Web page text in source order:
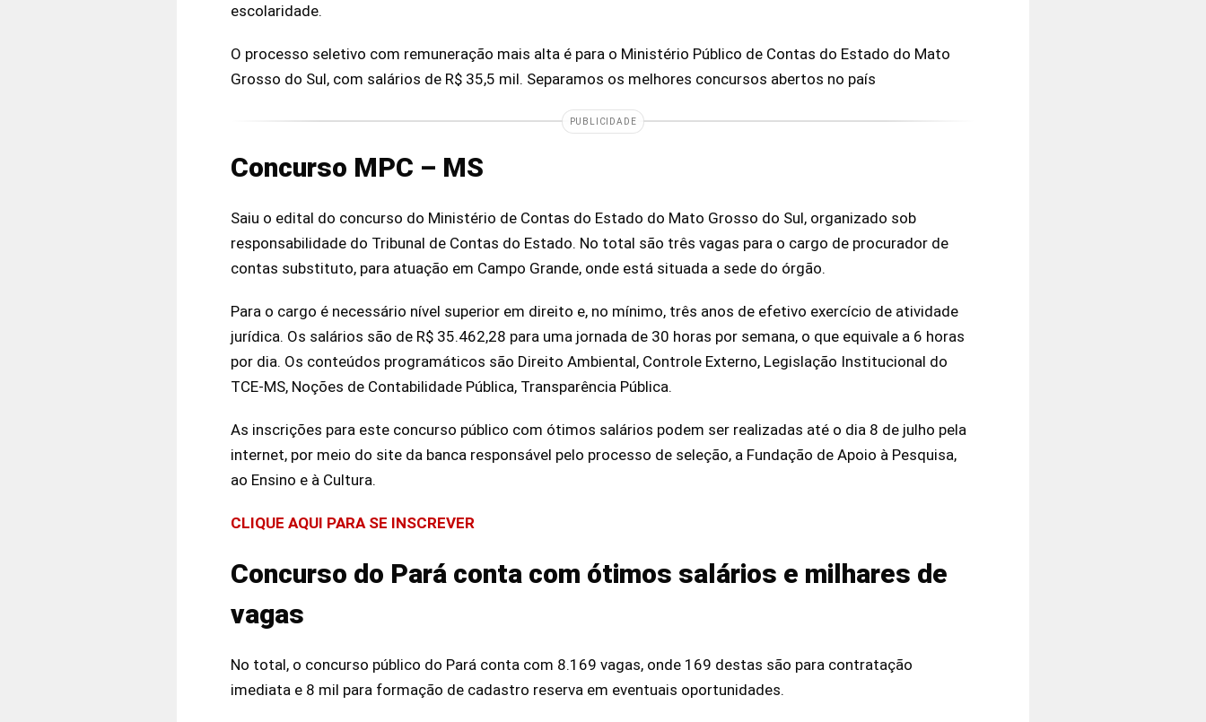
escolaridade.
O processo seletivo com remuneração mais alta é para o Ministério Público de Contas do Estado do Mato
Grosso do Sul, com salários de R$ 35,5 mil. Separamos os melhores concursos abertos no país
PUBLICIDADE
Concurso MPC – MS
Saiu o edital do concurso do Ministério de Contas do Estado do Mato Grosso do Sul, organizado sob
responsabilidade do Tribunal de Contas do Estado. No total são três vagas para o cargo de procurador de
contas substituto, para atuação em Campo Grande, onde está situada a sede do órgão.
Para o cargo é necessário nível superior em direito e, no mínimo, três anos de efetivo exercício de atividade
jurídica. Os salários são de R$ 35.462,28 para uma jornada de 30 horas por semana, o que equivale a 6 horas
por dia. Os conteúdos programáticos são Direito Ambiental, Controle Externo, Legislação Institucional do
TCE-MS, Noções de Contabilidade Pública, Transparência Pública.
As inscrições para este concurso público com ótimos salários podem ser realizadas até o dia 8 de julho pela
internet, por meio do site da banca responsável pelo processo de seleção, a Fundação de Apoio à Pesquisa,
ao Ensino e à Cultura.
CLIQUE AQUI PARA SE INSCREVER
Concurso do Pará conta com ótimos salários e milhares de
vagas
No total, o concurso público do Pará conta com 8.169 vagas, onde 169 destas são para contratação
imediata e 8 mil para formação de cadastro reserva em eventuais oportunidades.